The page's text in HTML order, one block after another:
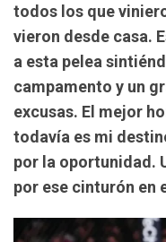
todos los que
vieron desde casa.
a esta pelea
campamento y un
excusas. El mejor
todavía es mi
por la oportunidad.
por ese cinturón en